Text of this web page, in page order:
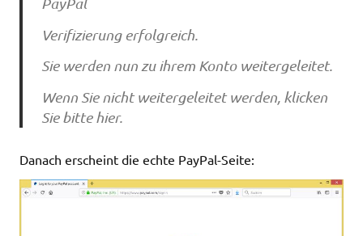
Verifizierung erfolgreich.
Sie werden nun zu ihrem Konto weitergeleitet.
Wenn Sie nicht weitergeleitet werden, klicken
Sie bitte hier.
Danach erscheint die echte PayPal-Seite: